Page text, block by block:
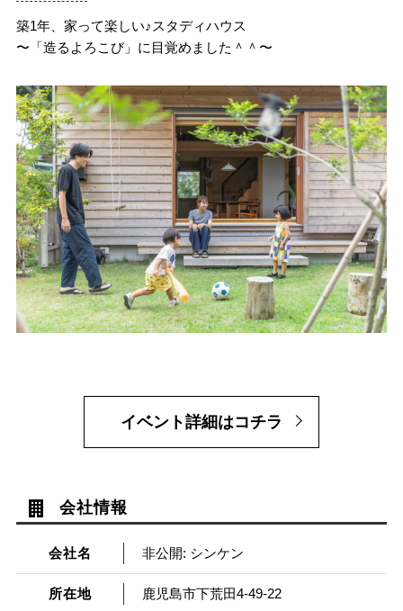
築1年、家って楽しい♪スタディハウス
〜「造るよろこび」に目覚めました＾＾〜
イベント詳細はコチラ
会社情報
会社名 非公開: シンケン
所在地 鹿児島市下荒田4-49-22